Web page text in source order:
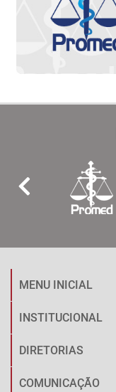
MENU INICIAL
INSTITUCIONAL
DIRETORIAS
COMUNICAÇÃO